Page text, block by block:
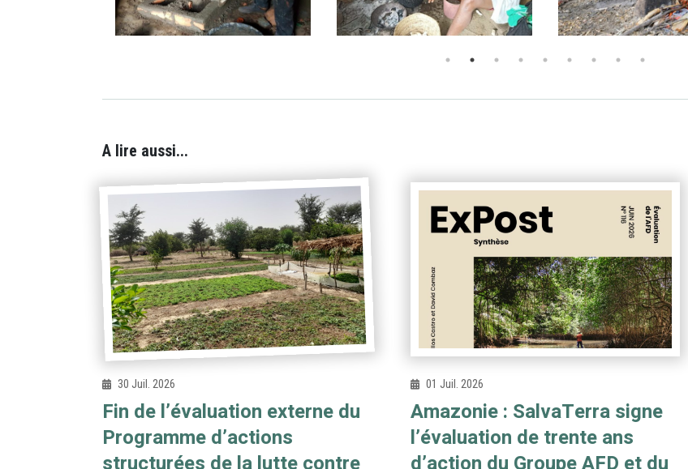
A lire aussi...
30 Juil. 2026
Fin de l’évaluation externe du
Programme d’actions
01 Juil. 2026
Amazonie : SalvaTerra signe
l’évaluation de trente ans